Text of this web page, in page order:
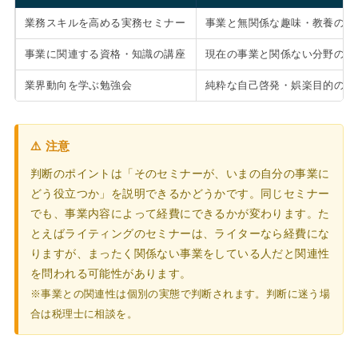
業務スキルを高める実務セミナー 事業と無関係な趣味・教養のセ
事業に関連する資格・知識の講座 現在の事業と関係ない分野の講
業界動向を学ぶ勉強会 純粋な自己啓発・娯楽目的のも
⚠️ 注意
判断のポイントは「そのセミナーが、いまの自分の事業に
どう役立つか」を説明できるかどうかです。同じセミナー
でも、事業内容によって経費にできるかが変わります。た
とえばライティングのセミナーは、ライターなら経費にな
りますが、まったく関係ない事業をしている人だと関連性
を問われる可能性があります。
※事業との関連性は個別の実態で判断されます。判断に迷う場
合は税理士に相談を。